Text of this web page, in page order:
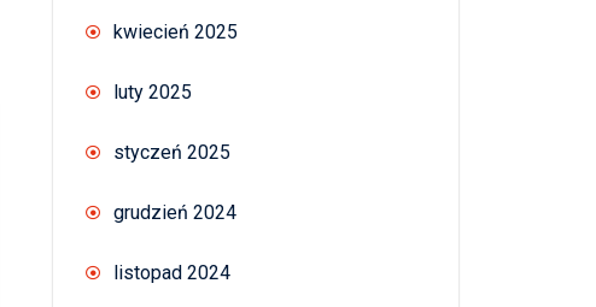
kwiecień 2025
luty 2025
styczeń 2025
grudzień 2024
listopad 2024